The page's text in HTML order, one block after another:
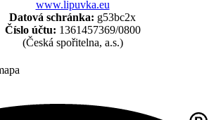
www.lipuvka.eu
Datová schránka: g53bc2x
Číslo účtu: 1361457369/0800
(Česká spořitelna, a.s.)